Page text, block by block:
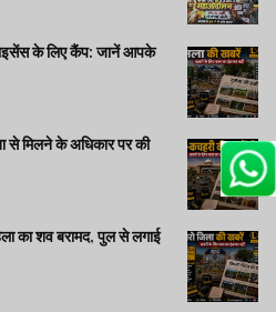
के लिए कैंप: जानें आपके
से मिलने के अधिकार पर की
का शव बरामद, पुल से लगाई